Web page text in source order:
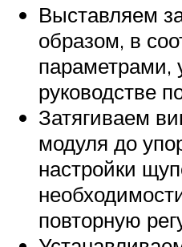
Выставляем
образом, в
параметрами,
руководстве
Затягиваем
модуля до
настройки
повторную